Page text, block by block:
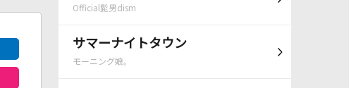
Official髭男dism
サマーナイトタウン
モーニング娘。